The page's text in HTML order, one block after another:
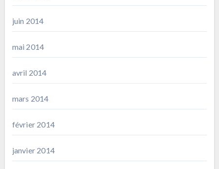
juin 2014
mai 2014
avril 2014
mars 2014
février 2014
janvier 2014